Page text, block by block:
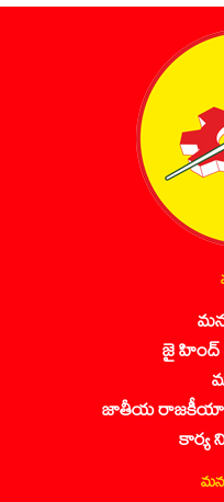
జై హింద్
జాతీయ
కార్య